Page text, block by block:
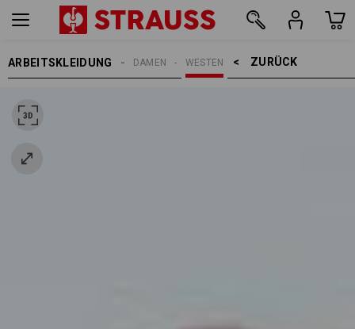
ARBEITSKLEIDUNG ZURÜCK    >
WESTEN
DAMEN